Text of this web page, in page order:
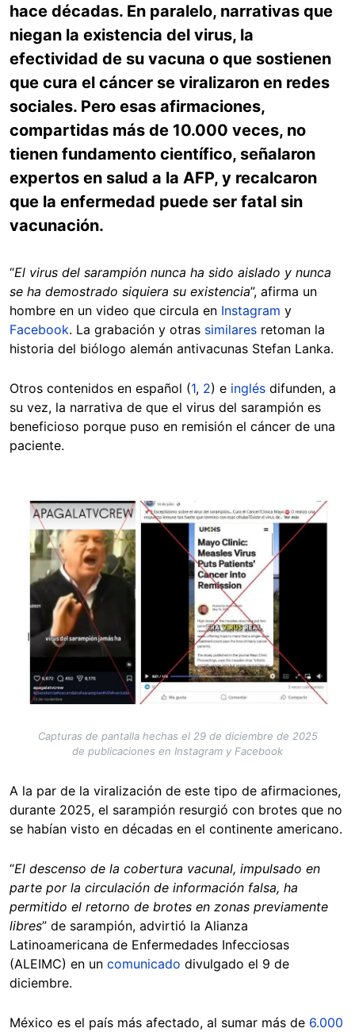
hace décadas. En paralelo, narrativas que
niegan la existencia del virus, la
efectividad de su vacuna o que sostienen
que cura el cáncer se viralizaron en redes
sociales. Pero esas afirmaciones,
compartidas más de 10.000 veces, no
tienen fundamento científico, señalaron
expertos en salud a la AFP, y recalcaron
que la enfermedad puede ser fatal sin
vacunación.
“El virus del sarampión nunca ha sido aislado y nunca
se ha demostrado siquiera su existencia”, afirma un
hombre en un video que circula en Instagram y
Facebook. La grabación y otras similares retoman la
historia del biólogo alemán antivacunas Stefan Lanka.
Otros contenidos en español (1, 2) e inglés difunden, a
su vez, la narrativa de que el virus del sarampión es
beneficioso porque puso en remisión el cáncer de una
paciente.
Image
Capturas de pantalla hechas el 29 de diciembre de 2025
de publicaciones en Instagram y Facebook
A la par de la viralización de este tipo de afirmaciones,
durante 2025, el sarampión resurgió con brotes que no
se habían visto en décadas en el continente americano.
“El descenso de la cobertura vacunal, impulsado en
parte por la circulación de información falsa, ha
permitido el retorno de brotes en zonas previamente
libres” de sarampión, advirtió la Alianza
Latinoamericana de Enfermedades Infecciosas
(ALEIMC) en un comunicado divulgado el 9 de
diciembre.
México es el país más afectado, al sumar más de 6.000